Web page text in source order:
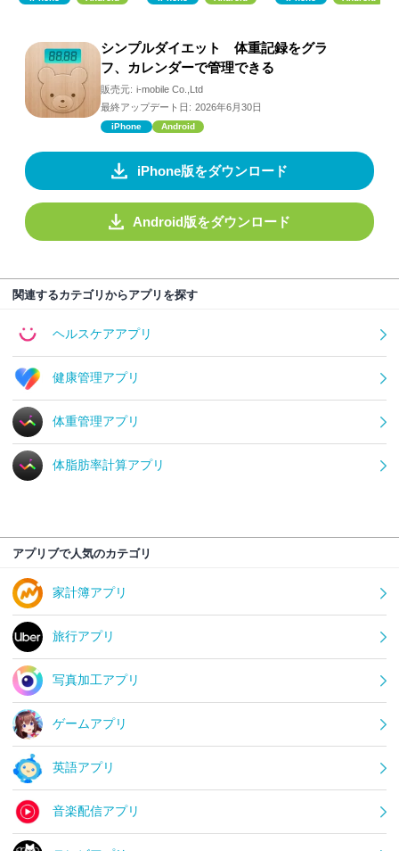
シンプルダイエット 体重記録をグラ
フ、カレンダーで管理できる
販売元: i-mobile Co.,Ltd
最終アップデート日: 2026年6月30日
iPhone Android
iPhone版をダウンロード
Android版をダウンロード
関連するカテゴリからアプリを探す
ヘルスケアアプリ
健康管理アプリ
体重管理アプリ
体脂肪率計算アプリ
アプリブで人気のカテゴリ
家計簿アプリ
旅行アプリ
写真加工アプリ
ゲームアプリ
英語アプリ
音楽配信アプリ